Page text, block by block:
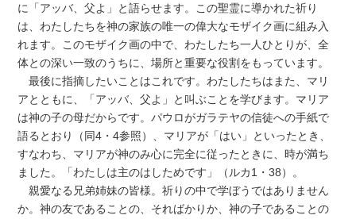
に「アッバ、父よ」と語らせます。この聖霊に導かれた祈り
は、わたしたちを神の家族の唯一の偉大なモザイク画に組み入
れます。このモザイク画の中で、わたしたち一人ひとりが、全
体との深い一致のうちに、場所と重要な役割をもっています。
最後に指摘したいことはこれです。わたしたちはまた、マリ
アとともに、「アッバ、父よ」と叫ぶことを学びます。マリア
は神の子の母だからです。パウロがガラテヤの信徒への手紙で
語るとおり（同4・4参照）、マリアが「はい」といったとき、
すなわち、マリアが神のみ心に完全に従ったときに、時が満ち
ました。「わたしは主のはしためです」（ルカ1・38）。
親愛なる兄弟姉妹の皆様。祈りの中で学ぼうではありません
か。神の友であることの、そればかりか、神の子であることの